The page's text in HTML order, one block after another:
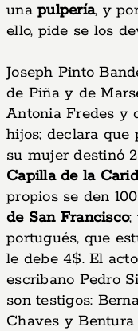
una pulpería, y
ello, pide se los
Joseph Pinto
de Piña y de
Antonia Fredes y
hijos; declara que
su mujer destinó
Capilla de la
propios se den
de San Francisco;
portugués, que
le debe 4$. El
escribano Pedro
son testigos:
Chaves y Bentura